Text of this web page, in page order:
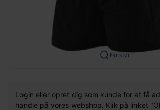
Forstør
Login eller opret dig som kunde for at få
handle på vores webshop. Klik på linket